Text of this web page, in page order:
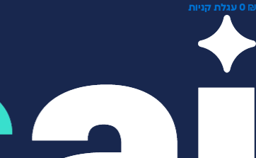
₪
0 עגלת קניות